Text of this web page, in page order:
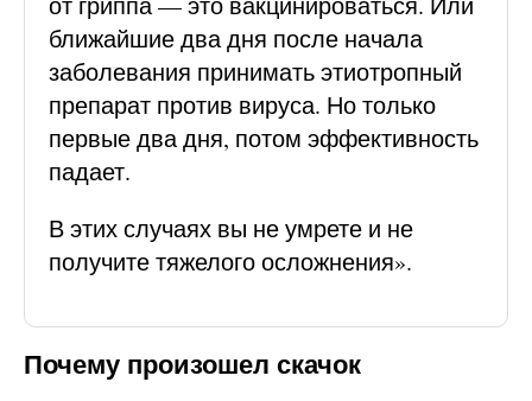
ближайшие два дня после начала
заболевания принимать этиотропный
препарат против вируса. Но только
первые два дня, потом эффективность
падает.
В этих случаях вы не умрете и не
получите тяжелого осложнения».
Почему произошел скачок